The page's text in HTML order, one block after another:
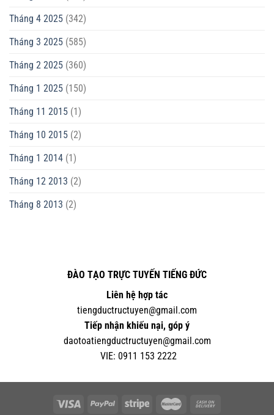
Tháng 4 2025 (342)
Tháng 3 2025 (585)
Tháng 2 2025 (360)
Tháng 1 2025 (150)
Tháng 11 2015 (1)
Tháng 10 2015 (2)
Tháng 1 2014 (1)
Tháng 12 2013 (2)
Tháng 8 2013 (2)
ĐÀO TẠO TRỰC TUYẾN TIẾNG ĐỨC
Liên hệ hợp tác
tiengductructuyen@gmail.com
Tiếp nhận khiếu nại, góp ý
daotoatiengductructuyen@gmail.com
VIE: 0911 153 2222